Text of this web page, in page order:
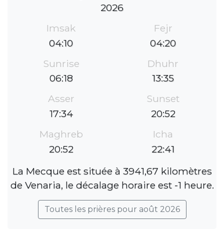
2026
Imsak
04:10
Fejr
04:20
Sunrise
06:18
Dhuhr
13:35
Asser
17:34
Sunset
20:52
Maghreb
20:52
Icha
22:41
La Mecque est située à 3941,67 kilomètres
de Venaria, le décalage horaire est -1 heure.
Toutes les prières pour août 2026